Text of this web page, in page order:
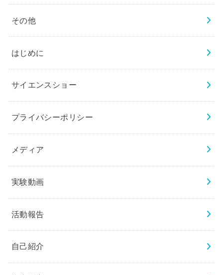
その他
はじめに
サイエンスショー
プライバシーポリシー
メディア
実験動画
活動報告
自己紹介